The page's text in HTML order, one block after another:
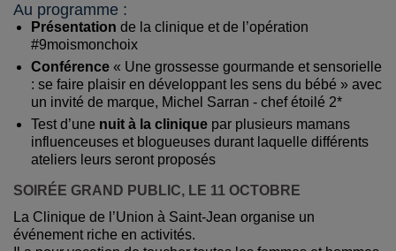
Au programme :
Présentation de la clinique et de l’opération
#9moismonchoix
Conférence « Une grossesse gourmande et sensorielle
: se faire plaisir en développant les sens du bébé » avec
un invité de marque, Michel Sarran - chef étoilé 2*
Test d’une nuit à la clinique par plusieurs mamans
influenceuses et blogueuses durant laquelle différents
ateliers leurs seront proposés
SOIRÉE GRAND PUBLIC, LE 11 OCTOBRE
La Clinique de l’Union à Saint-Jean organise un
événement riche en activités.